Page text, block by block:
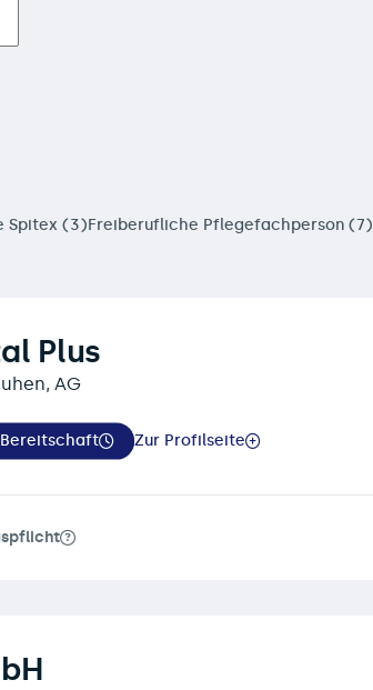
Spitex (3)Freiberufliche Pflegefachperson (7)
Plus
AG
Bereitschaft Zur Profilseite